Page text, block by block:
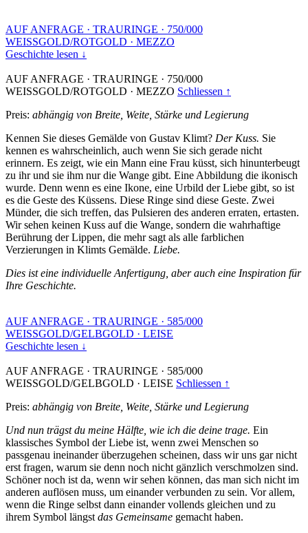
AUF ANFRAGE · TRAURINGE · 750/000
WEISSGOLD/ROTGOLD · MEZZO
Geschichte lesen ↓
AUF ANFRAGE · TRAURINGE · 750/000
WEISSGOLD/ROTGOLD · MEZZO Schliessen ↑
Preis: abhängig von Breite, Weite, Stärke und Legierung
Kennen Sie dieses Gemälde von Gustav Klimt? Der Kuss. Sie
kennen es wahrscheinlich, auch wenn Sie sich gerade nicht
erinnern. Es zeigt, wie ein Mann eine Frau küsst, sich hinunterbeugt
zu ihr und sie ihm nur die Wange gibt. Eine Abbildung die ikonisch
wurde. Denn wenn es eine Ikone, eine Urbild der Liebe gibt, so ist
es die Geste des Küssens. Diese Ringe sind diese Geste. Zwei
Münder, die sich treffen, das Pulsieren des anderen erraten, ertasten.
Wir sehen keinen Kuss auf die Wange, sondern die wahrhaftige
Berührung der Lippen, die mehr sagt als alle farblichen
Verzierungen in Klimts Gemälde. Liebe.
Dies ist eine individuelle Anfertigung, aber auch eine Inspiration für
Ihre Geschichte.
AUF ANFRAGE · TRAURINGE · 585/000
WEISSGOLD/GELBGOLD · LEISE
Geschichte lesen ↓
AUF ANFRAGE · TRAURINGE · 585/000
WEISSGOLD/GELBGOLD · LEISE Schliessen ↑
Preis: abhängig von Breite, Weite, Stärke und Legierung
Und nun trägst du meine Hälfte, wie ich die deine trage. Ein
klassisches Symbol der Liebe ist, wenn zwei Menschen so
passgenau ineinander überzugehen scheinen, dass wir uns gar nicht
erst fragen, warum sie denn noch nicht gänzlich verschmolzen sind.
Schöner noch ist da, wenn wir sehen können, das man sich nicht im
anderen auflösen muss, um einander verbunden zu sein. Vor allem,
wenn die Ringe selbst dann einander vollends gleichen und zu
ihrem Symbol längst das Gemeinsame gemacht haben.